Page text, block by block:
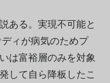
ある。実現不可能と
ィが病気のためプ
は富裕層のみを対象
して自ら降板したこ